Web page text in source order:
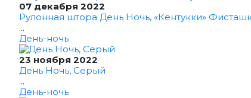
07 декабря 2022
Рулонная штора День Ночь, «Кентукки»
...
День-ночь
23 ноября 2022
День Ночь, Серый
...
День-ночь